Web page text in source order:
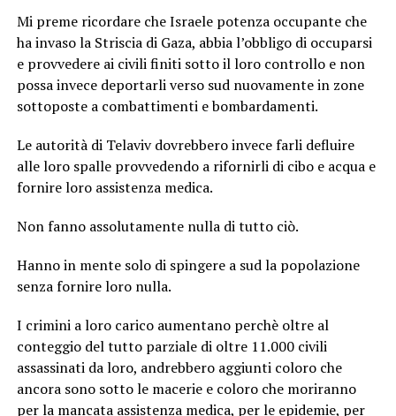
Mi preme ricordare che Israele potenza occupante che
ha invaso la Striscia di Gaza, abbia l’obbligo di occuparsi
e provvedere ai civili finiti sotto il loro controllo e non
possa invece deportarli verso sud nuovamente in zone
sottoposte a combattimenti e bombardamenti.
Le autorità di Telaviv dovrebbero invece farli defluire
alle loro spalle provvedendo a rifornirli di cibo e acqua e
fornire loro assistenza medica.
Non fanno assolutamente nulla di tutto ciò.
Hanno in mente solo di spingere a sud la popolazione
senza fornire loro nulla.
I crimini a loro carico aumentano perchè oltre al
conteggio del tutto parziale di oltre 11.000 civili
assassinati da loro, andrebbero aggiunti coloro che
ancora sono sotto le macerie e coloro che moriranno
per la mancata assistenza medica, per le epidemie, per